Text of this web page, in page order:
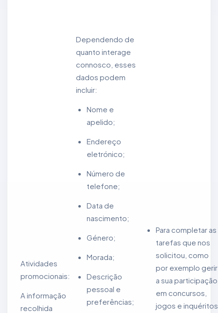
Atividades
promocionais:
A informação
recolhida
Dependendo de
quanto interage
connosco, esses
dados podem
incluir:
Nome e
apelido;
Endereço
eletrónico;
Número de
telefone;
Data de
nascimento;
Género;
Morada;
Descrição
pessoal e
preferências;
Para completar as
tarefas que nos
solicitou, como
por exemplo gerir
a sua participação
em concursos,
jogos e